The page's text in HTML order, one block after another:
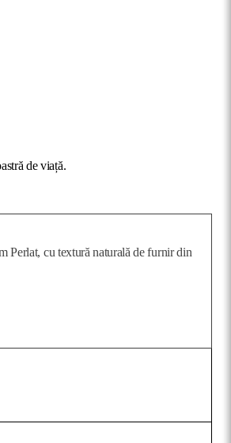
de viață.
Perlat, cu textură naturală de furnir din